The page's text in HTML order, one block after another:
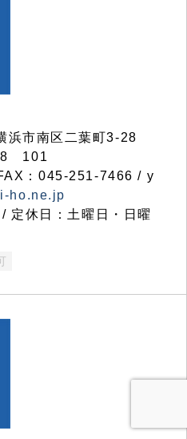
浜市南区二葉町3-28
8 101
：045-251-7466 / y
ho.ne.jp
定休日：土曜日・日曜